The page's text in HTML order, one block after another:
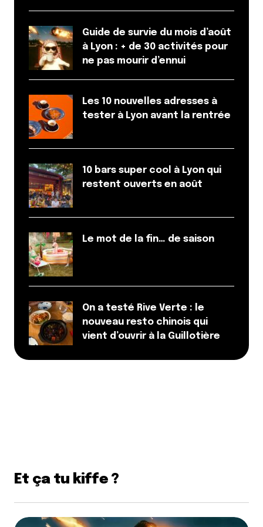
Répondre
Et Confluence est aussi le premier quartier durable
de France labélisé WWF. Ca vous pouvez le
raconter à vos amis qui viennent faire du tourisme
à Lyon
Elodie
Sympa.
marécage de la tête d’or tient son nom de la
légende du voleur de la cathédrale Saint-Jean.
Surpris dans ses méfaits par un moine, il aurait
alors eu la tête coupée par une épée apparue du
néant. Tête qui aurait roulé sur le sol tout en se
transformant en or. Le moine aurait alors caché
cette fameuse tête dans les marécages…
Je n’invente rien, cf le documentaire »Lyon, secrets
Herzog
28 octobre 2013 à 18 h 50 min
lors de sa construction.
François
Guide de survie du mois d’août
à Lyon : + de 30 activités pour
ne pas mourir d’ennui
Les 10 nouvelles adresses à
tester à Lyon avant la rentrée
10 bars super cool à Lyon qui
restent ouverts en août
Le mot de la fin… de saison
On a testé Rive Verte : le
nouveau resto chinois qui
vient d’ouvrir à la Guillotière
Et ça tu kiffe ?